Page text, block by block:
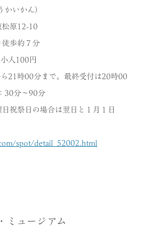
かいかん）
松原12-10
徒歩約７分
人100円
21時00分まで。最終受付は20時00
30分～90分
祝祭日の場合は翌日と１月１日
spot/detail_52002.html
ミュージアム